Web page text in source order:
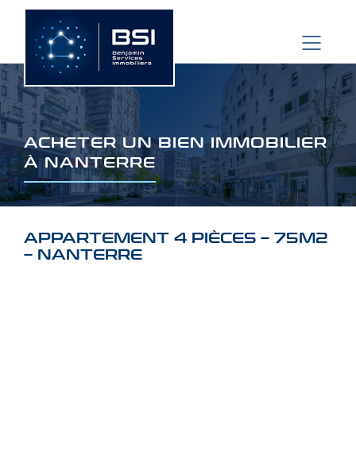
Aller
contenu
ACHETER UN BIEN IMMOBILIER
À NANTERRE
APPARTEMENT 4 PIÈCES – 75M2
– NANTERRE